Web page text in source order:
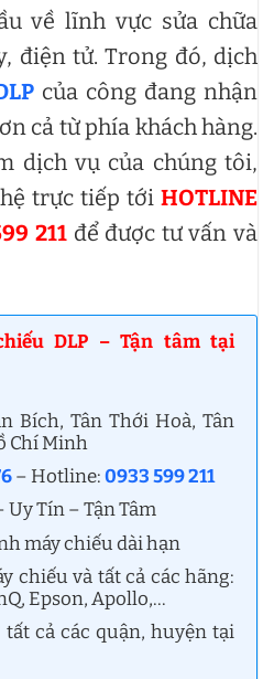
về lĩnh vực sửa chữa
điện tử. Trong đó, dịch
của công đang nhận
cả từ phía khách hàng.
dịch vụ của chúng tôi,
trực tiếp tới HOTLINE
211 để được tư vấn và
DLP – Tận tâm tại
Bích, Tân Thới Hoà, Tân
Chí Minh
– Hotline:0933 599 211
Tín – Tận Tâm
máy chiếu dài hạn
chiếu và tất cả các hãng:
Epson, Apollo,…
cả các quận, huyện tại